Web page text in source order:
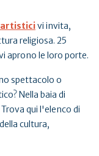
vi invita,
religiosa. 25
aprono le loro porte.
spettacolo o
Nella baia di
qui l'elenco di
cultura,